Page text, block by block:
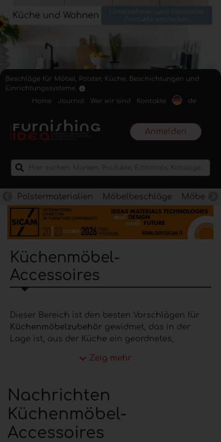
Beschläge für Möbel, Polster, Küche, Beschichtungen und
Einrichtungssysteme.
Home
Journal Wer wir sind Kontakte de
Anmelden
Polstermaterialien Möbelbeschläge
Küchenmöbel-
Accessoires
Dieser Bereich ist den besten Vorschlägen für
Küchenmöbelzubehör gewidmet, das in der
Lage ist, aus der Küche ein geordnetes,
effizientes Umfeld zu machen. Bei den
verschiedene Werkzeuge, die für die interne
Organisation der Küchenumgebung notwendig
sind: Eckmechanismen, Eimer, Besteckschalen,
Geschirrabtrockner, Auszüge, Ausziehkörbe,
Gewürzhalter, Systeme für Schubladen, Sockel
Zeig mehr
Nachrichten
Küchenmöbel-
Accessoires